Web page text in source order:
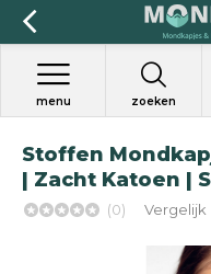
zoeken
menu
Stoffen
| Zacht Katoen |
(0) Vergelijk